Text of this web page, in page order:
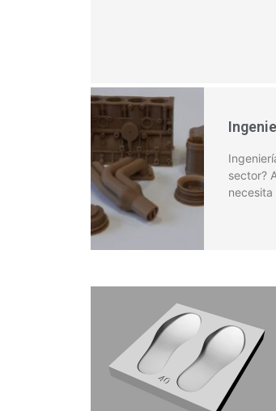
sector?
Modelado e impresión 3D
de moldes para plantillas
ortopédicas y anatómicas